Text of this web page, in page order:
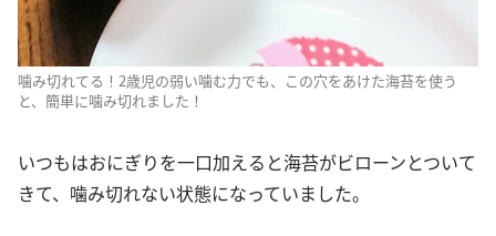
噛み切れてる！2歳児の弱い噛む力でも、この穴をあけた海苔を使う
と、簡単に噛み切れました！
いつもはおにぎりを一口加えると海苔がビローンとついて
きて、噛み切れない状態になっていました。